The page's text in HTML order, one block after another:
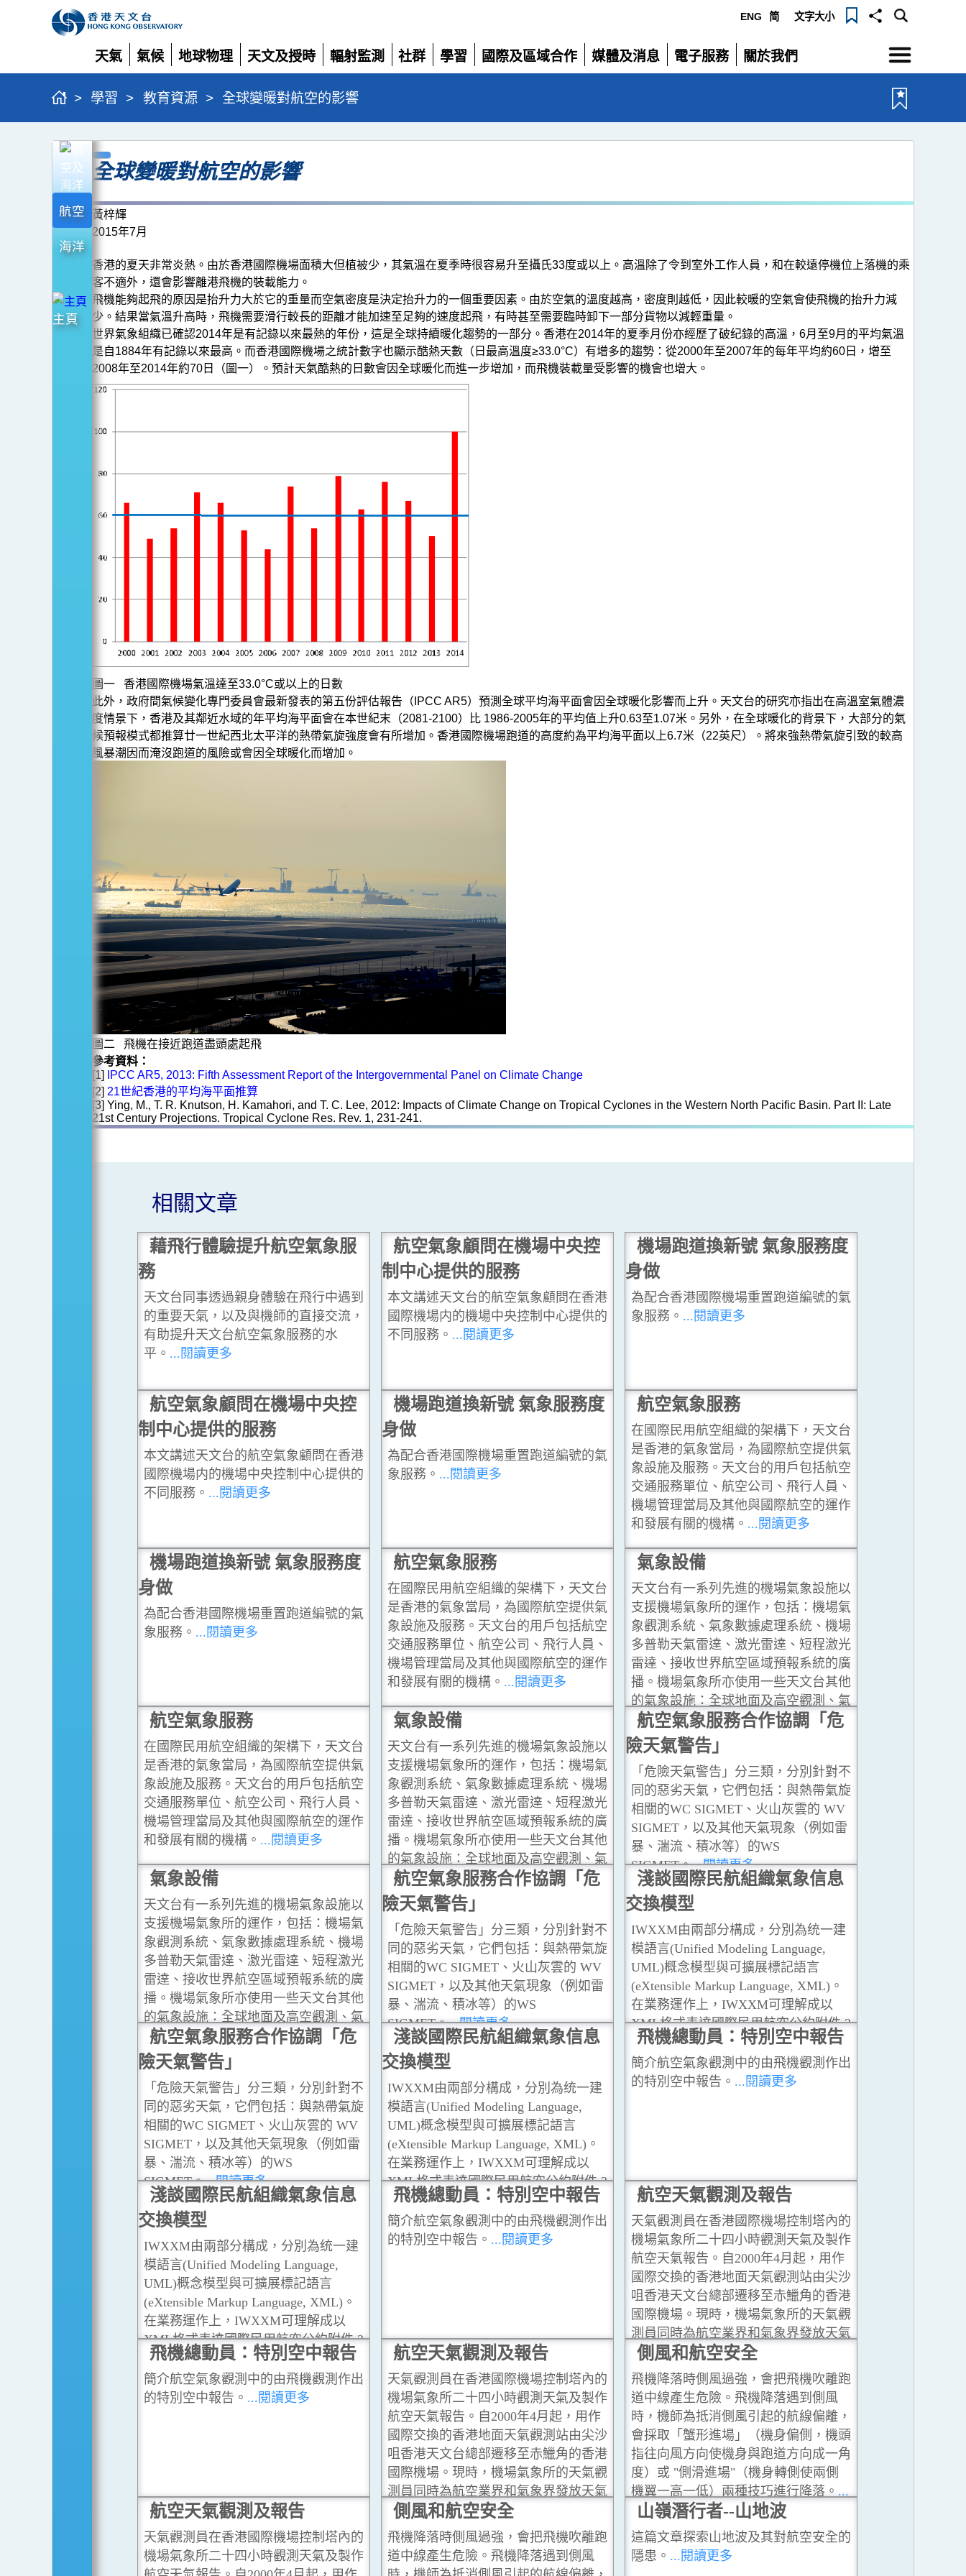
ENG 简 文字大小
天氣
展
開
氣候
展
開
地球物理
展
開
天文及授時
展
開
輻射監測
展
開
社群
展
學習
展
國際及區域合作
展
媒體及消息
展
電子服務
展
關於我們
展
選
單
> 學習 > 教育資源 > 全球變暖對航空的影響
全
球
變
暖
對
航
的
影
航空
海洋
主頁
全球變暖對航空的影響
黃梓輝
2015年7月
香港的夏天非常炎熱。由於香港國際機場面積大但植被少，其氣溫在夏季時很容易升至攝氏33度或以上。高溫除了令到室外工作人員，和在較遠停機位上落機的乘
客不適外，還會影響離港飛機的裝載能力。
飛機能夠起飛的原因是抬升力大於它的重量而空氣密度是決定抬升力的一個重要因素。由於空氣的溫度越高，密度則越低，因此較暖的空氣會使飛機的抬升力減
少。結果當氣溫升高時，飛機需要滑行較長的距離才能加速至足夠的速度起飛，有時甚至需要臨時卸下一部分貨物以減輕重量。
世界氣象組織已確認2014年是有記錄以來最熱的年份，這是全球持續暖化趨勢的一部分。香港在2014年的夏季月份亦經歷了破纪錄的高溫，6月至9月的平均氣溫
是自1884年有記錄以來最高。而香港國際機場之統計數字也顯示酷熱天數（日最高溫度≥33.0°C）有增多的趨勢：從2000年至2007年的每年平均約60日，增至
2008年至2014年約70日（圖一）。預計天氣酷熱的日數會因全球暖化而進一步增加，而飛機裝載量受影響的機會也增大。
圖一 香港國際機場氣溫達至33.0°C或以上的日數
此外，政府間氣候變化專門委員會最新發表的第五份評估報告（IPCC AR5）預測全球平均海平面會因全球暖化影響而上升。天文台的研究亦指出在高溫室氣體濃
度情景下，香港及其鄰近水域的年平均海平面會在本世紀末（2081-2100）比 1986-2005年的平均值上升0.63至1.07米。另外，在全球暖化的背景下，大部分的氣
候預報模式都推算廿一世紀西北太平洋的熱帶氣旋強度會有所增加。香港國際機場跑道的高度約為平均海平面以上6.7米（22英尺）。將來強熱帶氣旋引致的較高
風暴潮因而淹沒跑道的風險或會因全球暖化而增加。
圖二 飛機在接近跑道盡頭處起飛
參考資料：
[1]
IPCC AR5, 2013: Fifth Assessment Report of the Intergovernmental Panel on Climate Change
[2] 21世紀香港的平均海平面推算
[3] Ying, M., T. R. Knutson, H. Kamahori, and T. C. Lee, 2012: Impacts of Climate Change on Tropical Cyclones in the Western North Pacific Basin. Part II: Late
21st Century Projections. Tropical Cyclone Res. Rev. 1, 231-241.
相關文章
藉飛行體驗提升航空氣象服
務
天文台同事透過親身體驗在飛行中遇到
的重要天氣，以及與機師的直接交流，
有助提升天文台航空氣象服務的水
平。 ...閱讀更多
航空氣象顧問在機場中央控
制中心提供的服務
本文講述天文台的航空氣象顧問在香港
國際機場内的機場中央控制中心提供的
不同服務。 ...閱讀更多
機場跑道換新號 氣象服務度
身做
為配合香港國際機場重置跑道編號的氣
象服務。 ...閱讀更多
航空氣象顧問在機場中央控
制中心提供的服務
本文講述天文台的航空氣象顧問在香港
國際機場内的機場中央控制中心提供的
不同服務。 ...閱讀更多
機場跑道換新號 氣象服務度
身做
為配合香港國際機場重置跑道編號的氣
象服務。 ...閱讀更多
航空氣象服務
在國際民用航空組織的架構下，天文台
是香港的氣象當局，為國際航空提供氣
象設施及服務。天文台的用戶包括航空
交通服務單位、航空公司、飛行人員、
機場管理當局及其他與國際航空的運作
和發展有關的機構。 ...閱讀更多
機場跑道換新號 氣象服務度
身做
為配合香港國際機場重置跑道編號的氣
象服務。 ...閱讀更多
航空氣象服務
在國際民用航空組織的架構下，天文台
是香港的氣象當局，為國際航空提供氣
象設施及服務。天文台的用戶包括航空
交通服務單位、航空公司、飛行人員、
機場管理當局及其他與國際航空的運作
和發展有關的機構。 ...閱讀更多
氣象設備
天文台有一系列先進的機場氣象設施以
支援機場氣象所的運作，包括：機場氣
象觀測系統、氣象數據處理系統、機場
多普勒天氣雷達、激光雷達、短程激光
雷達、接收世界航空區域預報系統的廣
播。機場氣象所亦使用一些天文台其他
的氣象設施：全球地面及高空觀測、氣
象衛星地面接收系統、遠程天氣雷達、
數值天氣預報模式、本地氣象站
更多
航空氣象服務
在國際民用航空組織的架構下，天文台
是香港的氣象當局，為國際航空提供氣
象設施及服務。天文台的用戶包括航空
交通服務單位、航空公司、飛行人員、
機場管理當局及其他與國際航空的運作
和發展有關的機構。 ...閱讀更多
氣象設備
天文台有一系列先進的機場氣象設施以
支援機場氣象所的運作，包括：機場氣
象觀測系統、氣象數據處理系統、機場
多普勒天氣雷達、激光雷達、短程激光
雷達、接收世界航空區域預報系統的廣
播。機場氣象所亦使用一些天文台其他
的氣象設施：全球地面及高空觀測、氣
象衛星地面接收系統、遠程天氣雷達、
數值天氣預報模式、本地氣象站
更多
航空氣象服務合作協調「危
險天氣警告」
「危險天氣警告」分三類，分別針對不
同的惡劣天氣，它們包括：與熱帶氣旋
相關的WC SIGMET、火山灰雲的 WV
SIGMET，以及其他天氣現象（例如雷
暴、湍流、積冰等）的WS
SIGMET。...閱讀更多
氣象設備
天文台有一系列先進的機場氣象設施以
支援機場氣象所的運作，包括：機場氣
象觀測系統、氣象數據處理系統、機場
多普勒天氣雷達、激光雷達、短程激光
雷達、接收世界航空區域預報系統的廣
播。機場氣象所亦使用一些天文台其他
的氣象設施：全球地面及高空觀測、氣
象衛星地面接收系統、遠程天氣雷達、
數值天氣預報模式、本地氣象站
更多
航空氣象服務合作協調「危
險天氣警告」
「危險天氣警告」分三類，分別針對不
同的惡劣天氣，它們包括：與熱帶氣旋
相關的WC SIGMET、火山灰雲的 WV
SIGMET，以及其他天氣現象（例如雷
暴、湍流、積冰等）的WS
SIGMET。...閱讀更多
淺談國際民航組織氣象信息
交換模型
IWXXM由兩部分構成，分別為统一建
模語言(Unified Modeling Language,
UML)概念模型與可擴展標記語言
(eXtensible Markup Language, XML)。
在業務運作上，IWXXM可理解成以
XML格式表達國際民用航空公約附件 3
(國際航空氣象服務)內載列的傳統字符
代碼(TAC)產品，其中包括機場天氣報
告METAR, 機場天氣預報 TAF及危險
航空氣象服務合作協調「危
險天氣警告」
「危險天氣警告」分三類，分別針對不
同的惡劣天氣，它們包括：與熱帶氣旋
相關的WC SIGMET、火山灰雲的 WV
SIGMET，以及其他天氣現象（例如雷
暴、湍流、積冰等）的WS
SIGMET。...閱讀更多
淺談國際民航組織氣象信息
交換模型
IWXXM由兩部分構成，分別為统一建
模語言(Unified Modeling Language,
UML)概念模型與可擴展標記語言
(eXtensible Markup Language, XML)。
在業務運作上，IWXXM可理解成以
XML格式表達國際民用航空公約附件 3
(國際航空氣象服務)內載列的傳統字符
代碼(TAC)產品，其中包括機場天氣報
告METAR, 機場天氣預報 TAF及危險
飛機總動員：特別空中報告
簡介航空氣象觀測中的由飛機觀測作出
的特別空中報告。 ...閱讀更多
淺談國際民航組織氣象信息
交換模型
IWXXM由兩部分構成，分別為统一建
模語言(Unified Modeling Language,
UML)概念模型與可擴展標記語言
(eXtensible Markup Language, XML)。
在業務運作上，IWXXM可理解成以
XML格式表達國際民用航空公約附件 3
(國際航空氣象服務)內載列的傳統字符
代碼(TAC)產品，其中包括機場天氣報
告METAR, 機場天氣預報 TAF及危險
飛機總動員：特別空中報告
簡介航空氣象觀測中的由飛機觀測作出
的特別空中報告。 ...閱讀更多
航空天氣觀測及報告
天氣觀測員在香港國際機場控制塔內的
機場氣象所二十四小時觀測天氣及製作
航空天氣報告。自2000年4月起，用作
國際交換的香港地面天氣觀測站由尖沙
咀香港天文台總部遷移至赤鱲角的香港
國際機場。現時，機場氣象所的天氣觀
測員同時為航空業界和氣象界發放天氣
報告。 ...閱讀更多
飛機總動員：特別空中報告
簡介航空氣象觀測中的由飛機觀測作出
的特別空中報告。 ...閱讀更多
航空天氣觀測及報告
天氣觀測員在香港國際機場控制塔內的
機場氣象所二十四小時觀測天氣及製作
航空天氣報告。自2000年4月起，用作
國際交換的香港地面天氣觀測站由尖沙
咀香港天文台總部遷移至赤鱲角的香港
國際機場。現時，機場氣象所的天氣觀
測員同時為航空業界和氣象界發放天氣
報告。 ...閱讀更多
側風和航空安全
飛機降落時側風過強，會把飛機吹離跑
道中線產生危險。飛機降落遇到側風
時，機師為抵消側風引起的航線偏離，
會採取「蟹形進場」（機身偏側，機頭
指往向風方向使機身與跑道方向成一角
度）或 "側滑進場"（機身轉側使兩側
機翼一高一低）兩種技巧進行降落。 ...
閱讀更多
航空天氣觀測及報告
天氣觀測員在香港國際機場控制塔內的
機場氣象所二十四小時觀測天氣及製作
側風和航空安全
飛機降落時側風過強，會把飛機吹離跑
道中線產生危險。飛機降落遇到側風
山嶺潛行者--山地波
這篇文章探索山地波及其對航空安全的
隱患。 ...閱讀更多